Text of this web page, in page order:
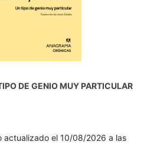
DE GENIO MUY PARTICULAR
actualizado el 10/08/2026 a las